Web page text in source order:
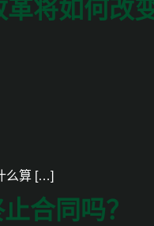
将如何改
么算 […]
合同吗？